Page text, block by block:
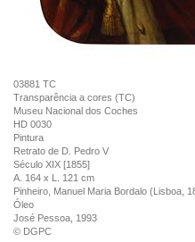
03881 TC
Transparência a cores (TC)
Museu Nacional dos Coches
HD 0030
Pintura
Retrato de D. Pedro V
Século XIX [1855]
A. 164 x L. 121 cm
Pinheiro, Manuel Maria Bordalo (Lisboa,
Óleo
José Pessoa, 1993
© DGPC